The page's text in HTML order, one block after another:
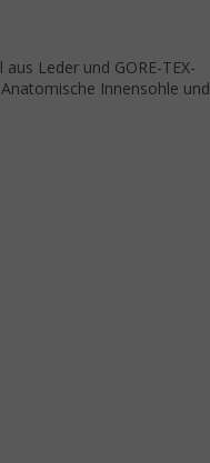
5 Sternen.
Leder und GORE-TEX-
Innensohle und